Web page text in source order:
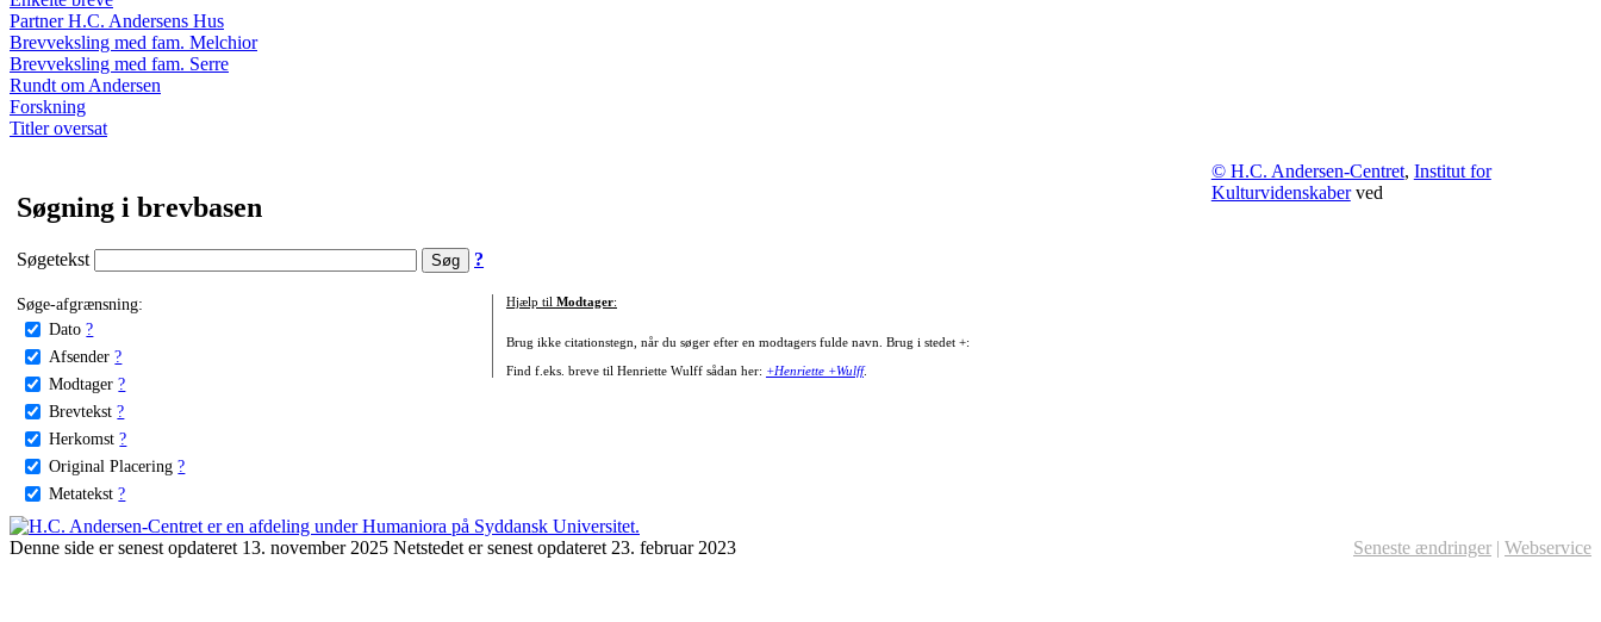
Partner H.C. Andersens Hus
Brevveksling med fam. Melchior
Brevveksling med fam. Serre
Rundt om Andersen
Forskning
Titler oversat
Søgning i brevbasen
Søgetekst ?
Søge-afgrænsning:
Dato ?
Afsender ?
Modtager ?
Brevtekst ?
Herkomst ?
Original Placering ?
Metatekst ?
Hjælp til Modtager:
Brug ikke citationstegn, når du søger efter en modtagers fulde navn. Brug i stedet +:
Find f.eks. breve til Henriette Wulff sådan her: +Henriette +Wulff.
© H.C. Andersen-Centret, Institut for
Kulturvidenskaberved
Denne side er senest opdateret 13. november 2025 Netstedet er senest opdateret 23. februar 2023 Seneste ændringer | Webservice